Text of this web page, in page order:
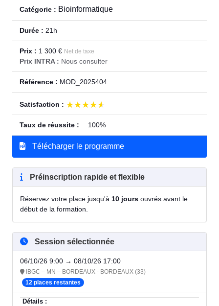
Catégorie : Bioinformatique
Durée : 21h
Prix : 1 300 € Net de taxe
Prix INTRA : Nous consulter
Référence : MOD_2025404
Satisfaction : ★★★★★
★★★★★
Taux de réussite : 100%
Télécharger le programme
Préinscription rapide et flexible
Réservez votre place jusqu'à 10 jours ouvrés avant le
début de la formation.
Session sélectionnée
06/10/26 9:00 → 08/10/26 17:00
IBGC – MN – BORDEAUX - BORDEAUX (33)
12 places restantes
Détails :